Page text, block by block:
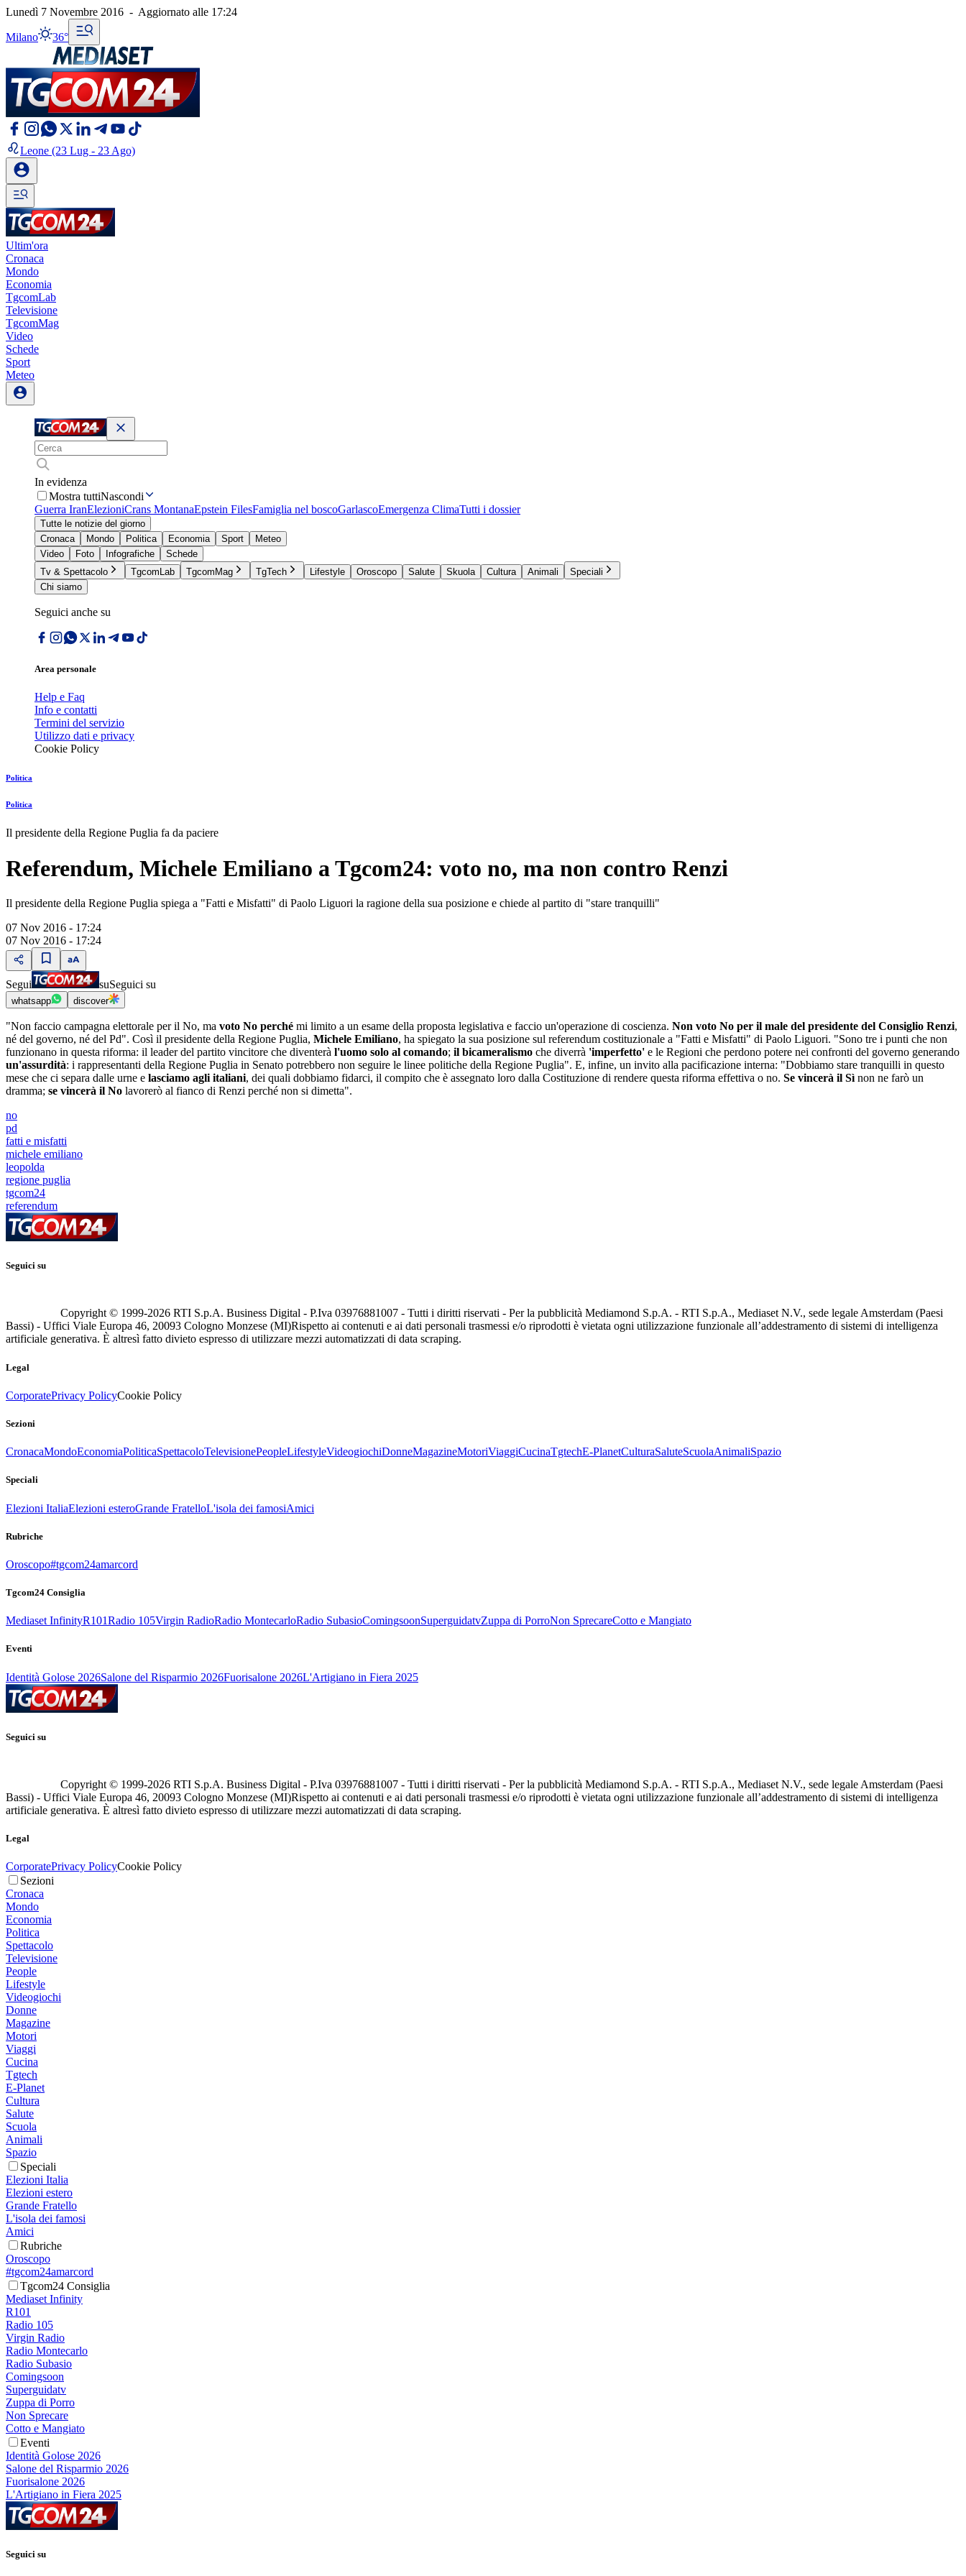
Lunedì 7 Novembre 2016 - Aggiornato alle 17:24
Milano 36°
Leone (23 Lug - 23 Ago)
Ultim'ora
Cronaca
Mondo
Economia
TgcomLab
Televisione
TgcomMag
Video
Schede
Sport
Meteo
In evidenza
Mostra tuttiNascondi
Guerra IranElezioniCrans MontanaEpstein FilesFamiglia nel boscoGarlascoEmergenza ClimaTutti i dossier
Tutte le notizie del giorno
Cronaca
Mondo Politica Economia Sport
Meteo
Video
Foto Infografiche
Schede
Tv & Spettacolo
TgcomLab TgcomMag TgTech Lifestyle Oroscopo Salute Skuola Cultura Animali
Speciali
Chi siamo
Seguici anche su
Area personale
Help e Faq
Info e contatti
Termini del servizio
Utilizzo dati e privacy
Cookie Policy
Politica
Politica
Il presidente della Regione Puglia fa da paciere
Referendum, Michele Emiliano a Tgcom24: voto no, ma non contro Renzi
Il presidente della Regione Puglia spiega a "Fatti e Misfatti" di Paolo Liguori la ragione della sua posizione e chiede al partito di "stare tranquilli"
07 Nov 2016 - 17:24
07 Nov 2016 - 17:24
Segui suSeguici su
whatsapp discover
"Non faccio campagna elettorale per il No, ma voto No perché mi limito a un esame della proposta legislativa e faccio un'operazione di coscienza. Non voto No per il male del presidente del Consiglio Renzi,
né del governo, né del Pd". Così il presidente della Regione Puglia, Michele Emiliano, ha spiegato la sua posizione sul referendum costituzionale a "Fatti e Misfatti" di Paolo Liguori. "Sono tre i punti che non
funzionano in questa riforma: il leader del partito vincitore che diventerà l'uomo solo al comando; il bicameralismo che diverrà 'imperfetto' e le Regioni che perdono potere nei confronti del governo generando
un'assurdità: i rappresentanti della Regione Puglia in Senato potrebbero non seguire le linee politiche della Regione Puglia". E, infine, un invito alla pacificazione interna: "Dobbiamo stare tranquilli in questo
mese che ci separa dalle urne e lasciamo agli italiani, dei quali dobbiamo fidarci, il compito che è assegnato loro dalla Costituzione di rendere questa riforma effettiva o no. Se vincerà il Sì non ne farò un
dramma; se vincerà il No lavorerò al fianco di Renzi perché non si dimetta".
no
pd
fatti e misfatti
michele emiliano
leopolda
regione puglia
tgcom24
referendum
Seguici su
Copyright © 1999-2026 RTI S.p.A. Business Digital - P.Iva 03976881007 - Tutti i diritti riservati - Per la pubblicità Mediamond S.p.A. - RTI S.p.A., Mediaset N.V., sede legale Amsterdam (Paesi
Bassi) - Uffici Viale Europa 46, 20093 Cologno Monzese (MI)Rispetto ai contenuti e ai dati personali trasmessi e/o riprodotti è vietata ogni utilizzazione funzionale all’addestramento di sistemi di intelligenza
artificiale generativa. È altresì fatto divieto espresso di utilizzare mezzi automatizzati di data scraping.
Legal
CorporatePrivacy PolicyCookie Policy
Sezioni
CronacaMondoEconomiaPoliticaSpettacoloTelevisionePeopleLifestyleVideogiochiDonneMagazineMotoriViaggiCucinaTgtechE-PlanetCulturaSaluteScuolaAnimaliSpazio
Speciali
Elezioni ItaliaElezioni esteroGrande FratelloL'isola dei famosiAmici
Rubriche
Oroscopo#tgcom24amarcord
Tgcom24 Consiglia
Mediaset InfinityR101Radio 105Virgin RadioRadio MontecarloRadio SubasioComingsoonSuperguidatvZuppa di PorroNon SprecareCotto e Mangiato
Eventi
Identità Golose 2026Salone del Risparmio 2026Fuorisalone 2026L'Artigiano in Fiera 2025
Seguici su
Copyright © 1999-2026 RTI S.p.A. Business Digital - P.Iva 03976881007 - Tutti i diritti riservati - Per la pubblicità Mediamond S.p.A. - RTI S.p.A., Mediaset N.V., sede legale Amsterdam (Paesi
Bassi) - Uffici Viale Europa 46, 20093 Cologno Monzese (MI)Rispetto ai contenuti e ai dati personali trasmessi e/o riprodotti è vietata ogni utilizzazione funzionale all’addestramento di sistemi di intelligenza
artificiale generativa. È altresì fatto divieto espresso di utilizzare mezzi automatizzati di data scraping.
Legal
CorporatePrivacy PolicyCookie Policy
Sezioni
Cronaca
Mondo
Economia
Politica
Spettacolo
Televisione
People
Lifestyle
Videogiochi
Donne
Magazine
Motori
Viaggi
Cucina
Tgtech
E-Planet
Cultura
Salute
Scuola
Animali
Spazio
Speciali
Elezioni Italia
Elezioni estero
Grande Fratello
L'isola dei famosi
Amici
Rubriche
Oroscopo
#tgcom24amarcord
Tgcom24 Consiglia
Mediaset Infinity
R101
Radio 105
Virgin Radio
Radio Montecarlo
Radio Subasio
Comingsoon
Superguidatv
Zuppa di Porro
Non Sprecare
Cotto e Mangiato
Eventi
Identità Golose 2026
Salone del Risparmio 2026
Fuorisalone 2026
L'Artigiano in Fiera 2025
Seguici su